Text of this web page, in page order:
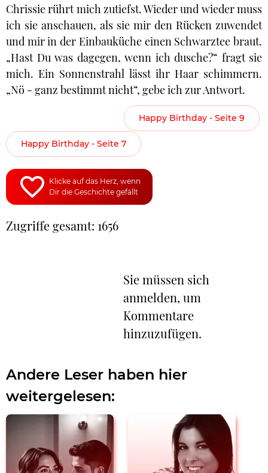
Chrissie rührt mich zutiefst. Wieder und wieder muss
ich sie anschauen, als sie mir den Rücken zuwendet
und mir in der Einbauküche einen Schwarztee braut.
„Hast Du was dagegen, wenn ich dusche?“ fragt sie
mich. Ein Sonnenstrahl lässt ihr Haar schimmern.
„Nö - ganz bestimmt nicht“, gebe ich zur Antwort.
Happy Birthday - Seite 9
Happy Birthday - Seite 7
Klicke auf das Herz, wenn
Dir die Geschichte gefällt
Zugriffe gesamt: 1656
Sie müssen sich
anmelden, um
Kommentare
hinzuzufügen.
Andere Leser haben hier
weitergelesen: